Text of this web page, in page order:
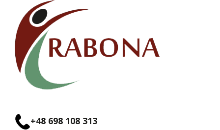
+48 698 108 313